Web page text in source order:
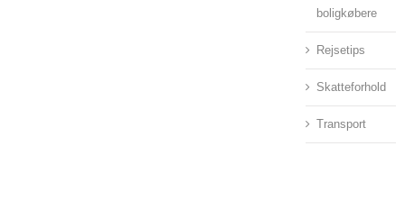
boligkøbere
Rejsetips
Skatteforhold
Transport